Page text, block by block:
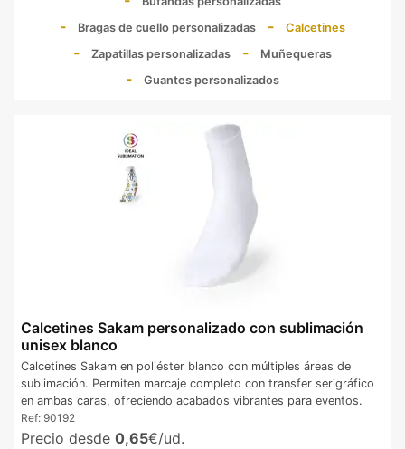
Bragas de cuello personalizadas
Calcetines
Zapatillas personalizadas
Muñequeras
Guantes personalizados
Calcetines Sakam personalizado con sublimación
unisex blanco
Calcetines Sakam en poliéster blanco con múltiples áreas de
sublimación. Permiten marcaje completo con transfer serigráfico
en ambas caras, ofreciendo acabados vibrantes para eventos.
Ref: 90192
Precio desde 0,65€/ud.